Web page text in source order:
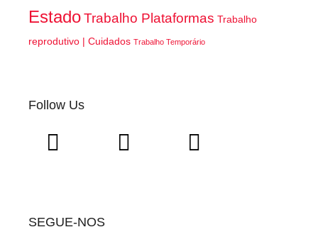
EstadoTrabalho Plataformas Trabalho
reprodutivo | Cuidados Trabalho Temporário
Follow Us
SEGUE-NOS